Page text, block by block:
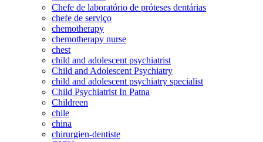
Chefe de laboratório de próteses dentárias
chefe de serviço
chemotherapy
chemotherapy nurse
chest
child and adolescent psychiatrist
Child and Adolescent Psychiatry
child and adolescent psychiatry specialist
Child Psychiatrist In Patna
Childreen
chile
china
chirurgien-dentiste